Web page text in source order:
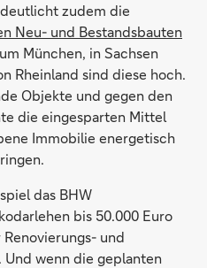
zudem die
Neu- und Bestandsbauten
München, in Sachsen
Rheinland sind diese hoch.
Objekte und gegen den
die eingesparten Mittel
Immobilie energetisch
das BHW
bis 50.000 Euro
und
wenn die geplanten